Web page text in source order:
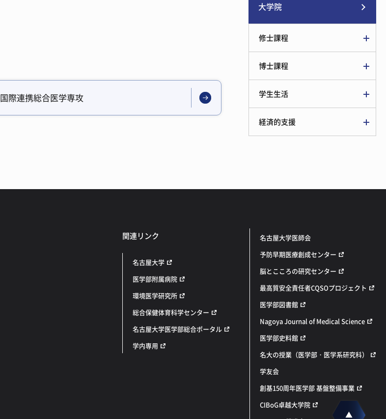
国際連携総合医学専攻
大学院
修士課程
博士課程
学生生活
経済的支援
関連リンク
名古屋大学
医学部附属病院
環境医学研究所
総合保健体育科学センター
名古屋大学医学部総合ポータル
学内専用
名古屋大学医師会
予防早期医療創成センター
脳とこころの研究センター
最高質安全責任者CQSOプロジェクト
医学部図書館
Nagoya Journal of Medical Science
医学部史料館
名大の授業（医学部・医学系研究科）
学友会
創基150周年医学部 基盤整備事業
CIBoG卓越大学院